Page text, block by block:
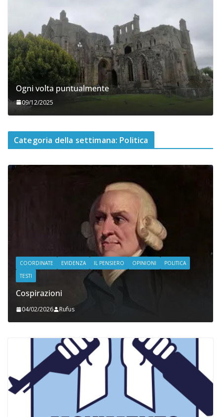
Ogni volta puntualmente
09/12/2025
Categoria della settimana: Politica
COORDINATE EVIDENZA IL PENSIERO OPINIONI
POLITICA
TESTI
Cospirazioni
04/02/2026 Rufus